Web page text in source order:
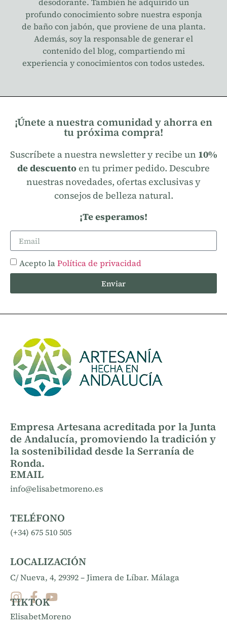
profundo conocimiento sobre nuestra esponja
de baño con jabón, que proviene de una planta.
Además, soy la responsable de generar el
contenido del blog, compartiendo mi
experiencia y conocimientos con todos ustedes.
¡Únete a nuestra comunidad y ahorra en
tu próxima compra!
Suscríbete a nuestra newsletter y recibe un 10%
de descuento en tu primer pedido. Descubre
nuestras novedades, ofertas exclusivas y
consejos de belleza natural.
¡Te esperamos!
Acepto laPolítica de privacidad
Enviar
Empresa Artesana acreditada por la Junta
de Andalucía, promoviendo la tradición y
la sostenibilidad desde la Serranía de
Ronda.
EMAIL
info@elisabetmoreno.es
TELÉFONO
(+34) 675 510 505
LOCALIZACIÓN
C/ Nueva, 4, 29392 – Jimera de Líbar. Málaga
TIKTOK
ElisabetMoreno